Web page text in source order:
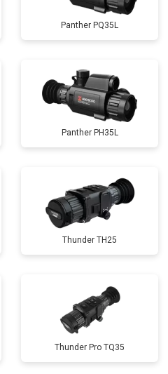
Panther PQ35L
Panther PH35L
Thunder TH25
Thunder Pro TQ35